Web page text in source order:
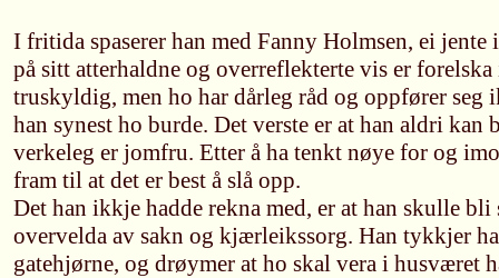
I fritida spaserer han med Fanny Holmsen, ei jente
på sitt atterhaldne og overreflekterte vis er
truskyldig, men ho har dårleg råd og oppfører seg
han synest ho burde. Det verste er at han aldri
verkeleg er jomfru. Etter å ha tenkt nøye for og
fram til at det er best å slå opp.
Det han ikkje hadde rekna med, er at han skulle bli
overvelda av sakn og kjærleikssorg. Han tykkjer
gatehjørne, og drøymer at ho skal vera i husværet